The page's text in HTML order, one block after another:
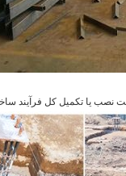
نصب یا تکمیل کل فرآیند